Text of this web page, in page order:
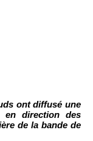
ont diffusé une
en direction des
de la bande de